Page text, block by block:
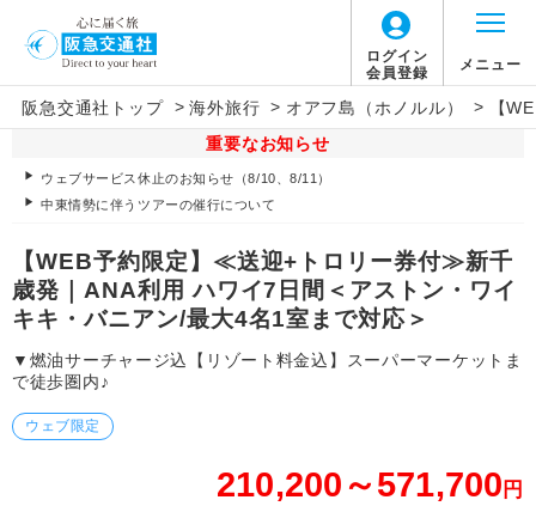
ログイン
会員登録
メニュー
阪急交通社トップ > 海外旅行 > オアフ島（ホノルル） >
【
重要なお知らせ
ウェブサービス休止のお知らせ（8/10、8/11）
中東情勢に伴うツアーの催行について
【WEB予約限定】≪送迎+トロリー券付≫新千
歳発｜ANA利用 ハワイ7日間＜アストン・ワイ
キキ・バニアン/最大4名1室まで対応＞
▼燃油サーチャージ込【リゾート料金込】スーパーマーケットま
で徒歩圏内♪
ウェブ限定
210,200～571,700 円